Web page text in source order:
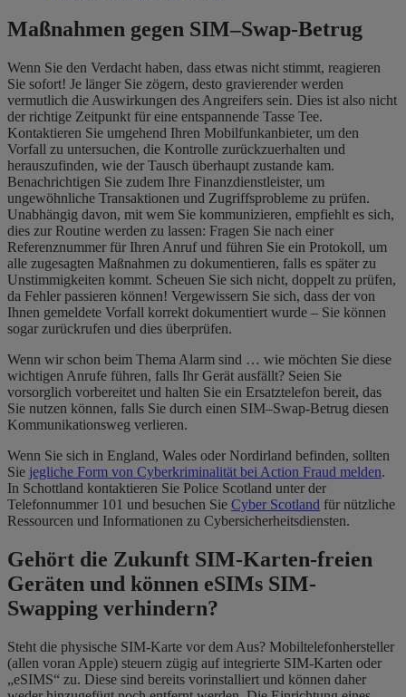
Maßnahmen gegen SIM–Swap-Betrug
Wenn Sie den Verdacht haben, dass etwas nicht stimmt, reagieren
Sie sofort! Je länger Sie zögern, desto gravierender werden
vermutlich die Auswirkungen des Angreifers sein. Dies ist also nicht
der richtige Zeitpunkt für eine entspannende Tasse Tee.
Kontaktieren Sie umgehend Ihren Mobilfunkanbieter, um den
Vorfall zu untersuchen, die Kontrolle zurückzuerhalten und
herauszufinden, wie der Tausch überhaupt zustande kam.
Benachrichtigen Sie zudem Ihre Finanzdienstleister, um
ungewöhnliche Transaktionen und Zugriffsprobleme zu prüfen.
Unabhängig davon, mit wem Sie kommunizieren, empfiehlt es sich,
dies zur Routine werden zu lassen: Fragen Sie nach einer
Referenznummer für Ihren Anruf und führen Sie ein Protokoll, um
alle zugesagten Maßnahmen zu dokumentieren, falls es später zu
Unstimmigkeiten kommt. Scheuen Sie sich nicht, doppelt zu prüfen,
da Fehler passieren können! Vergewissern Sie sich, dass der von
Ihnen gemeldete Vorfall korrekt dokumentiert wurde – Sie können
sogar zurückrufen und dies überprüfen.
Wenn wir schon beim Thema Alarm sind … wie möchten Sie diese
wichtigen Anrufe führen, falls Ihr Gerät ausfällt? Seien Sie
vorsorglich vorbereitet und halten Sie ein Ersatztelefon bereit, das
Sie nutzen können, falls Sie durch einen SIM–Swap-Betrug diesen
Kommunikationsweg verlieren.
Wenn Sie sich in England, Wales oder Nordirland befinden, sollten
Sie jegliche Form von Cyberkriminalität bei Action Fraud melden.
In Schottland kontaktieren Sie Police Scotland unter der
Telefonnummer 101 und besuchen Sie Cyber Scotland für nützliche
Ressourcen und Informationen zu Cybersicherheitsdiensten.
Gehört die Zukunft SIM-Karten-freien
Geräten und können eSIMs SIM-
Swapping verhindern?
Steht die physische SIM-Karte vor dem Aus? Mobiltelefonhersteller
(allen voran Apple) steuern zügig auf integrierte SIM-Karten oder
„eSIMS“ zu. Diese sind bereits vorinstalliert und können daher